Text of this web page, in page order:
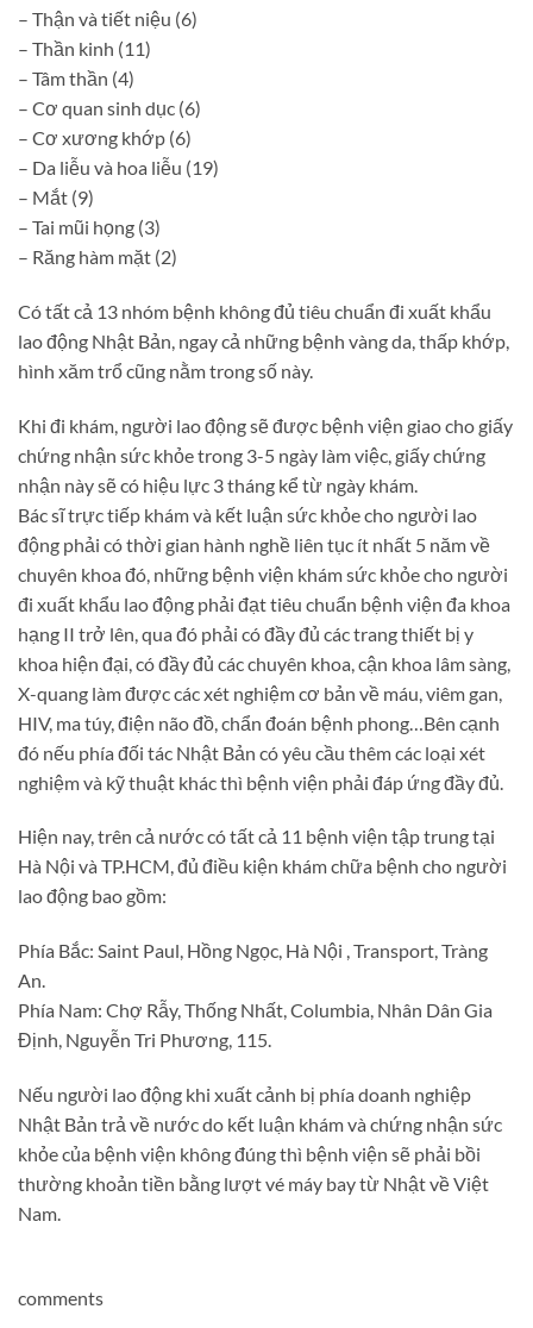
– Thận và tiết niệu (6)
– Thần kinh (11)
– Tâm thần (4)
– Cơ quan sinh dục (6)
– Cơ xương khớp (6)
– Da liễu và hoa liễu (19)
– Mắt (9)
– Tai mũi họng (3)
– Răng hàm mặt (2)
Có tất cả 13 nhóm bệnh không đủ tiêu chuẩn đi xuất khẩu
lao động Nhật Bản, ngay cả những bệnh vàng da, thấp khớp,
hình xăm trổ cũng nằm trong số này.
Khi đi khám, người lao động sẽ được bệnh viện giao cho giấy
chứng nhận sức khỏe trong 3-5 ngày làm việc, giấy chứng
nhận này sẽ có hiệu lực 3 tháng kể từ ngày khám.
Bác sĩ trực tiếp khám và kết luận sức khỏe cho người lao
động phải có thời gian hành nghề liên tục ít nhất 5 năm về
chuyên khoa đó, những bệnh viện khám sức khỏe cho người
đi xuất khẩu lao động phải đạt tiêu chuẩn bệnh viện đa khoa
hạng II trở lên, qua đó phải có đầy đủ các trang thiết bị y
khoa hiện đại, có đầy đủ các chuyên khoa, cận khoa lâm sàng,
X-quang làm được các xét nghiệm cơ bản về máu, viêm gan,
HIV, ma túy, điện não đồ, chẩn đoán bệnh phong…Bên cạnh
đó nếu phía đối tác Nhật Bản có yêu cầu thêm các loại xét
nghiệm và kỹ thuật khác thì bệnh viện phải đáp ứng đầy đủ.
Hiện nay, trên cả nước có tất cả 11 bệnh viện tập trung tại
Hà Nội và TP.HCM, đủ điều kiện khám chữa bệnh cho người
lao động bao gồm:
Phía Bắc: Saint Paul, Hồng Ngọc, Hà Nội , Transport, Tràng
An.
Phía Nam: Chợ Rẫy, Thống Nhất, Columbia, Nhân Dân Gia
Định, Nguyễn Tri Phương, 115.
Nếu người lao động khi xuất cảnh bị phía doanh nghiệp
Nhật Bản trả về nước do kết luận khám và chứng nhận sức
khỏe của bệnh viện không đúng thì bệnh viện sẽ phải bồi
thường khoản tiền bằng lượt vé máy bay từ Nhật về Việt
Nam.
comments